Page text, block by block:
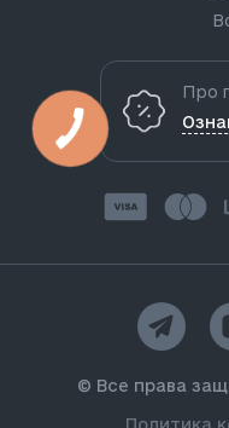
Про
© Все права